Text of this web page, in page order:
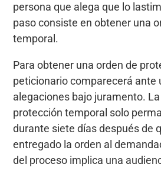
persona que alega que lo
paso consiste en obtener una
temporal.
Para obtener una orden de
peticionario comparecerá ante
alegaciones bajo juramento.
protección temporal solo
durante siete días después de
entregado la orden al
del proceso implica una